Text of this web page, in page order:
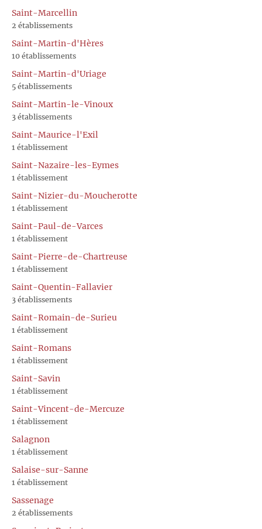
Saint-Marcellin
2 établissements
Saint-Martin-d'Hères
10 établissements
Saint-Martin-d'Uriage
5 établissements
Saint-Martin-le-Vinoux
3 établissements
Saint-Maurice-l'Exil
1 établissement
Saint-Nazaire-les-Eymes
1 établissement
Saint-Nizier-du-Moucherotte
1 établissement
Saint-Paul-de-Varces
1 établissement
Saint-Pierre-de-Chartreuse
1 établissement
Saint-Quentin-Fallavier
3 établissements
Saint-Romain-de-Surieu
1 établissement
Saint-Romans
1 établissement
Saint-Savin
1 établissement
Saint-Vincent-de-Mercuze
1 établissement
Salagnon
1 établissement
Salaise-sur-Sanne
1 établissement
Sassenage
2 établissements